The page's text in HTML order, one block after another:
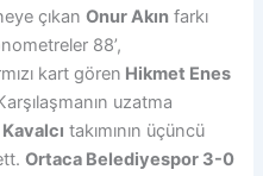
çıkanOnur Akın farkı
88’,
kart gören Hikmet Enes
uzatma
takımının üçüncü
Ortaca Belediyespor 3-0